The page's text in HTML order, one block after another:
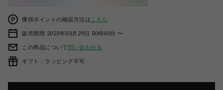
獲得ポイントの確認方法は こちら
販売期間 2023年03月29日 00時00分 〜
この商品について問い合わせる
ギフト：ラッピング不可